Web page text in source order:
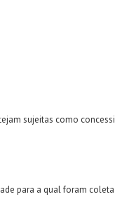
sujeitas como
para a qual foram